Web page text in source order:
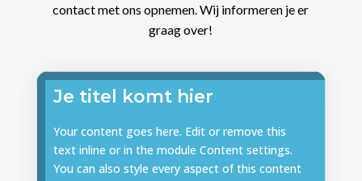
contact met ons opnemen. Wij informeren je er
graag over!
Je titel komt hier
Your content goes here. Edit or remove this
text inline or in the module Content settings.
You can also style every aspect of this content